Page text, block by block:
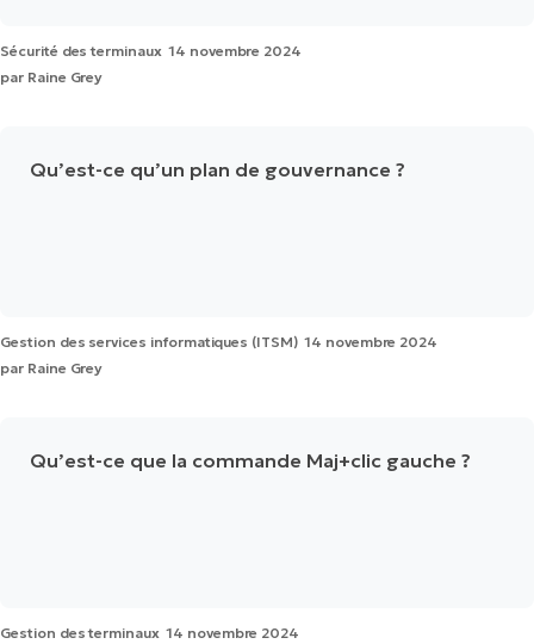
Sécurité des terminaux 14 novembre 2024
parRaine Grey
Qu’est-ce qu’un plan de gouvernance ?
Gestion des services informatiques (ITSM) 14 novembre 2024
parRaine Grey
Qu’est-ce que la commande Maj+clic gauche ?
Gestion des terminaux 14 novembre 2024